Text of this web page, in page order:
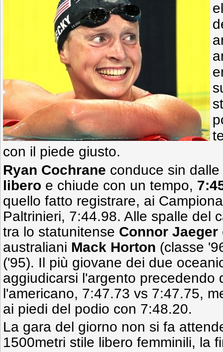
con il piede giusto.
Ryan Cochrane conduce sin
libero e chiude con un tempo,
quello fatto registrare, ai
Paltrinieri, 7:44.98. Alle spalle del
tra lo statunitense Connor Jaeger
australiani Mack Horton (classe
('95). Il più giovane dei due
aggiudicarsi l'argento precedendo
l'americano, 7:47.73 vs 7:47.75,
ai piedi del podio con 7:48.20.
La gara del giorno non si fa
1500metri stile libero femminili, la